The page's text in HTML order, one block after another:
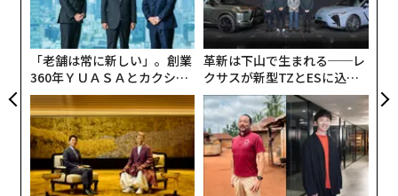
「老舗は常に新しい」。創業
360年ＹＵＡＳＡとカクシン
CEO田尻望が語る、AIを超え
る人の価値
革新は下山で生まれる──レ
クサスが新型TZとESに込め
た「DISCOVER」の哲学